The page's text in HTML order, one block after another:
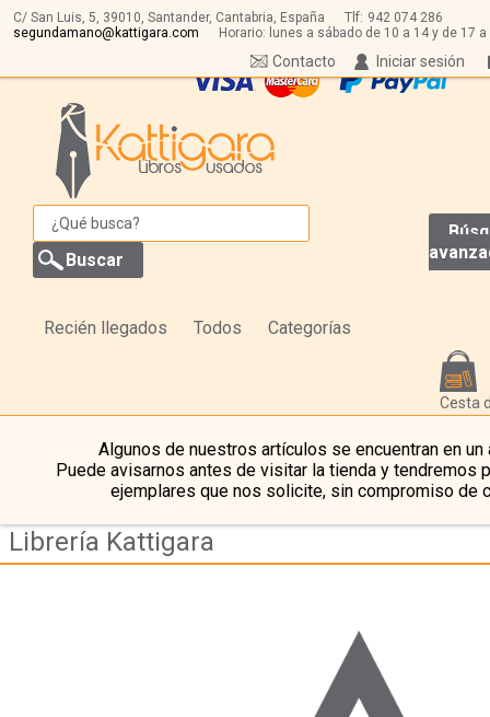
C/ San Luis, 5, 39010, Santander, Cantabria, España Tlf: 942 074 286
segundamano@kattigara.com
Horario: lunes a sábado de 10 a 14 y de 17 a
Iniciar sesión
Contacto
Recién llegados Todos Categorías
Cesta
Algunos de nuestros artículos se encuentran en un
Puede avisarnos antes de visitar la tienda y tendremos
ejemplares que nos solicite, sin compromiso de
Librería Kattigara